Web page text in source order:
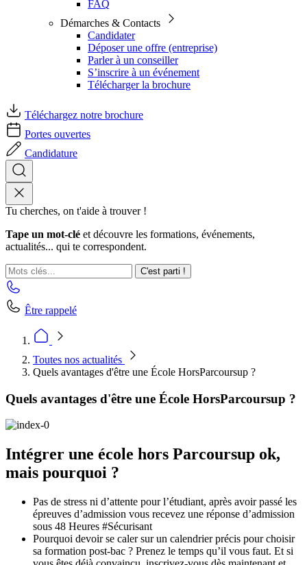
FAQ
Démarches & Contacts
Candidater
Déposer une offre (entreprise)
Parler à un conseiller
S’inscrire à un événement
Télécharger la brochure
Téléchargez notre brochure
Portes ouvertes
Candidature
Tu cherches, on t'aide à trouver !
Tape un mot-clé et découvre les formations, événements,
actualités... qui te correspondent.
C'est parti !
Être rappelé
Toutes nos actualités
Quels avantages d'être une École HorsParcoursup ?
Quels avantages d'être une École HorsParcoursup ?
Intégrer une école hors Parcoursup ok,
mais pourquoi ?
Pas de stress ni d’attente pour l’étudiant, après avoir passé les
épreuves d’admission vous recevez une réponse d’admission
sous 48 Heures #Sécurisant
Pourquoi devoir se caler sur un calendrier précis pour choisir
sa formation post-bac ? Prenez le temps qu’il vous faut. Et si